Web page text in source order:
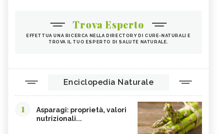
Trova Esperto
EFFETTUA UNA RICERCA NELLA DIRECTORY DI CURE-NATURALI E
TROVA IL TUO ESPERTO DI SALUTE NATURALE.
Enciclopedia Naturale
1
Asparagi: proprietà, valori
nutrizionali...